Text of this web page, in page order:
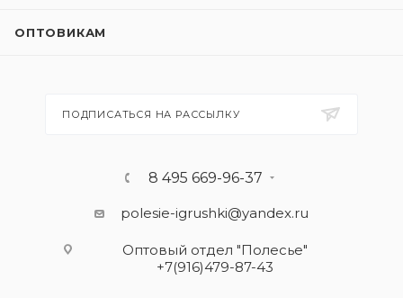
ОПТОВИКАМ
ПОДПИСАТЬСЯ НА РАССЫЛКУ
8 495 669-96-37
polesie-igrushki@yandex.ru
Оптовый отдел "Полесье"
+7(916)479-87-43